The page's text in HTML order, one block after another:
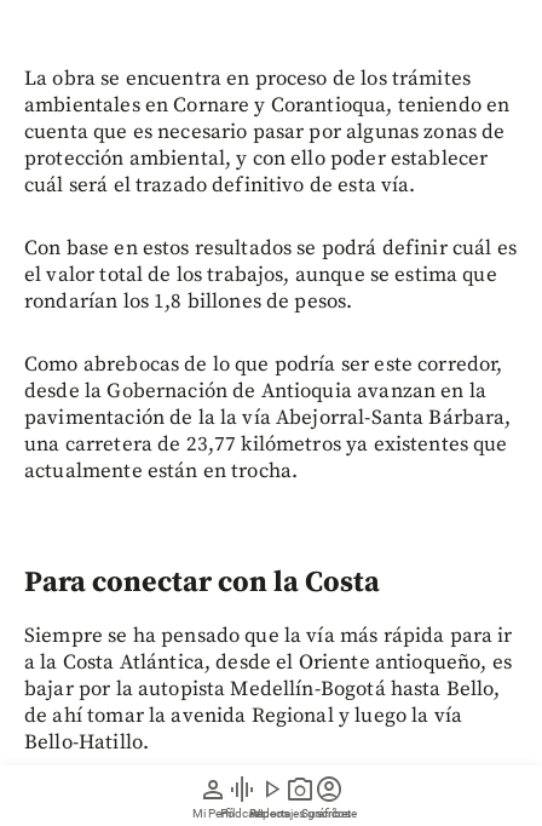
person
Mi Perfil
graphic_eq
Pódcast
play_arrow
Videos
photo_camera
Reportajes gráficos
account_circle
Suscríbete
La obra se encuentra en proceso de los trámites
ambientales en Cornare y Corantioqua, teniendo en
cuenta que es necesario pasar por algunas zonas de
protección ambiental, y con ello poder establecer
cuál será el trazado definitivo de esta vía.
Con base en estos resultados se podrá definir cuál es
el valor total de los trabajos, aunque se estima que
rondarían los 1,8 billones de pesos.
Como abrebocas de lo que podría ser este corredor,
desde la Gobernación de Antioquia avanzan en la
pavimentación de la la vía Abejorral-Santa Bárbara,
una carretera de 23,77 kilómetros ya existentes que
actualmente están en trocha.
Para conectar con la Costa
Siempre se ha pensado que la vía más rápida para ir
a la Costa Atlántica, desde el Oriente antioqueño, es
bajar por la autopista Medellín-Bogotá hasta Bello,
de ahí tomar la avenida Regional y luego la vía
Bello-Hatillo.
Pero la idea es que este recorrido sea cosa del